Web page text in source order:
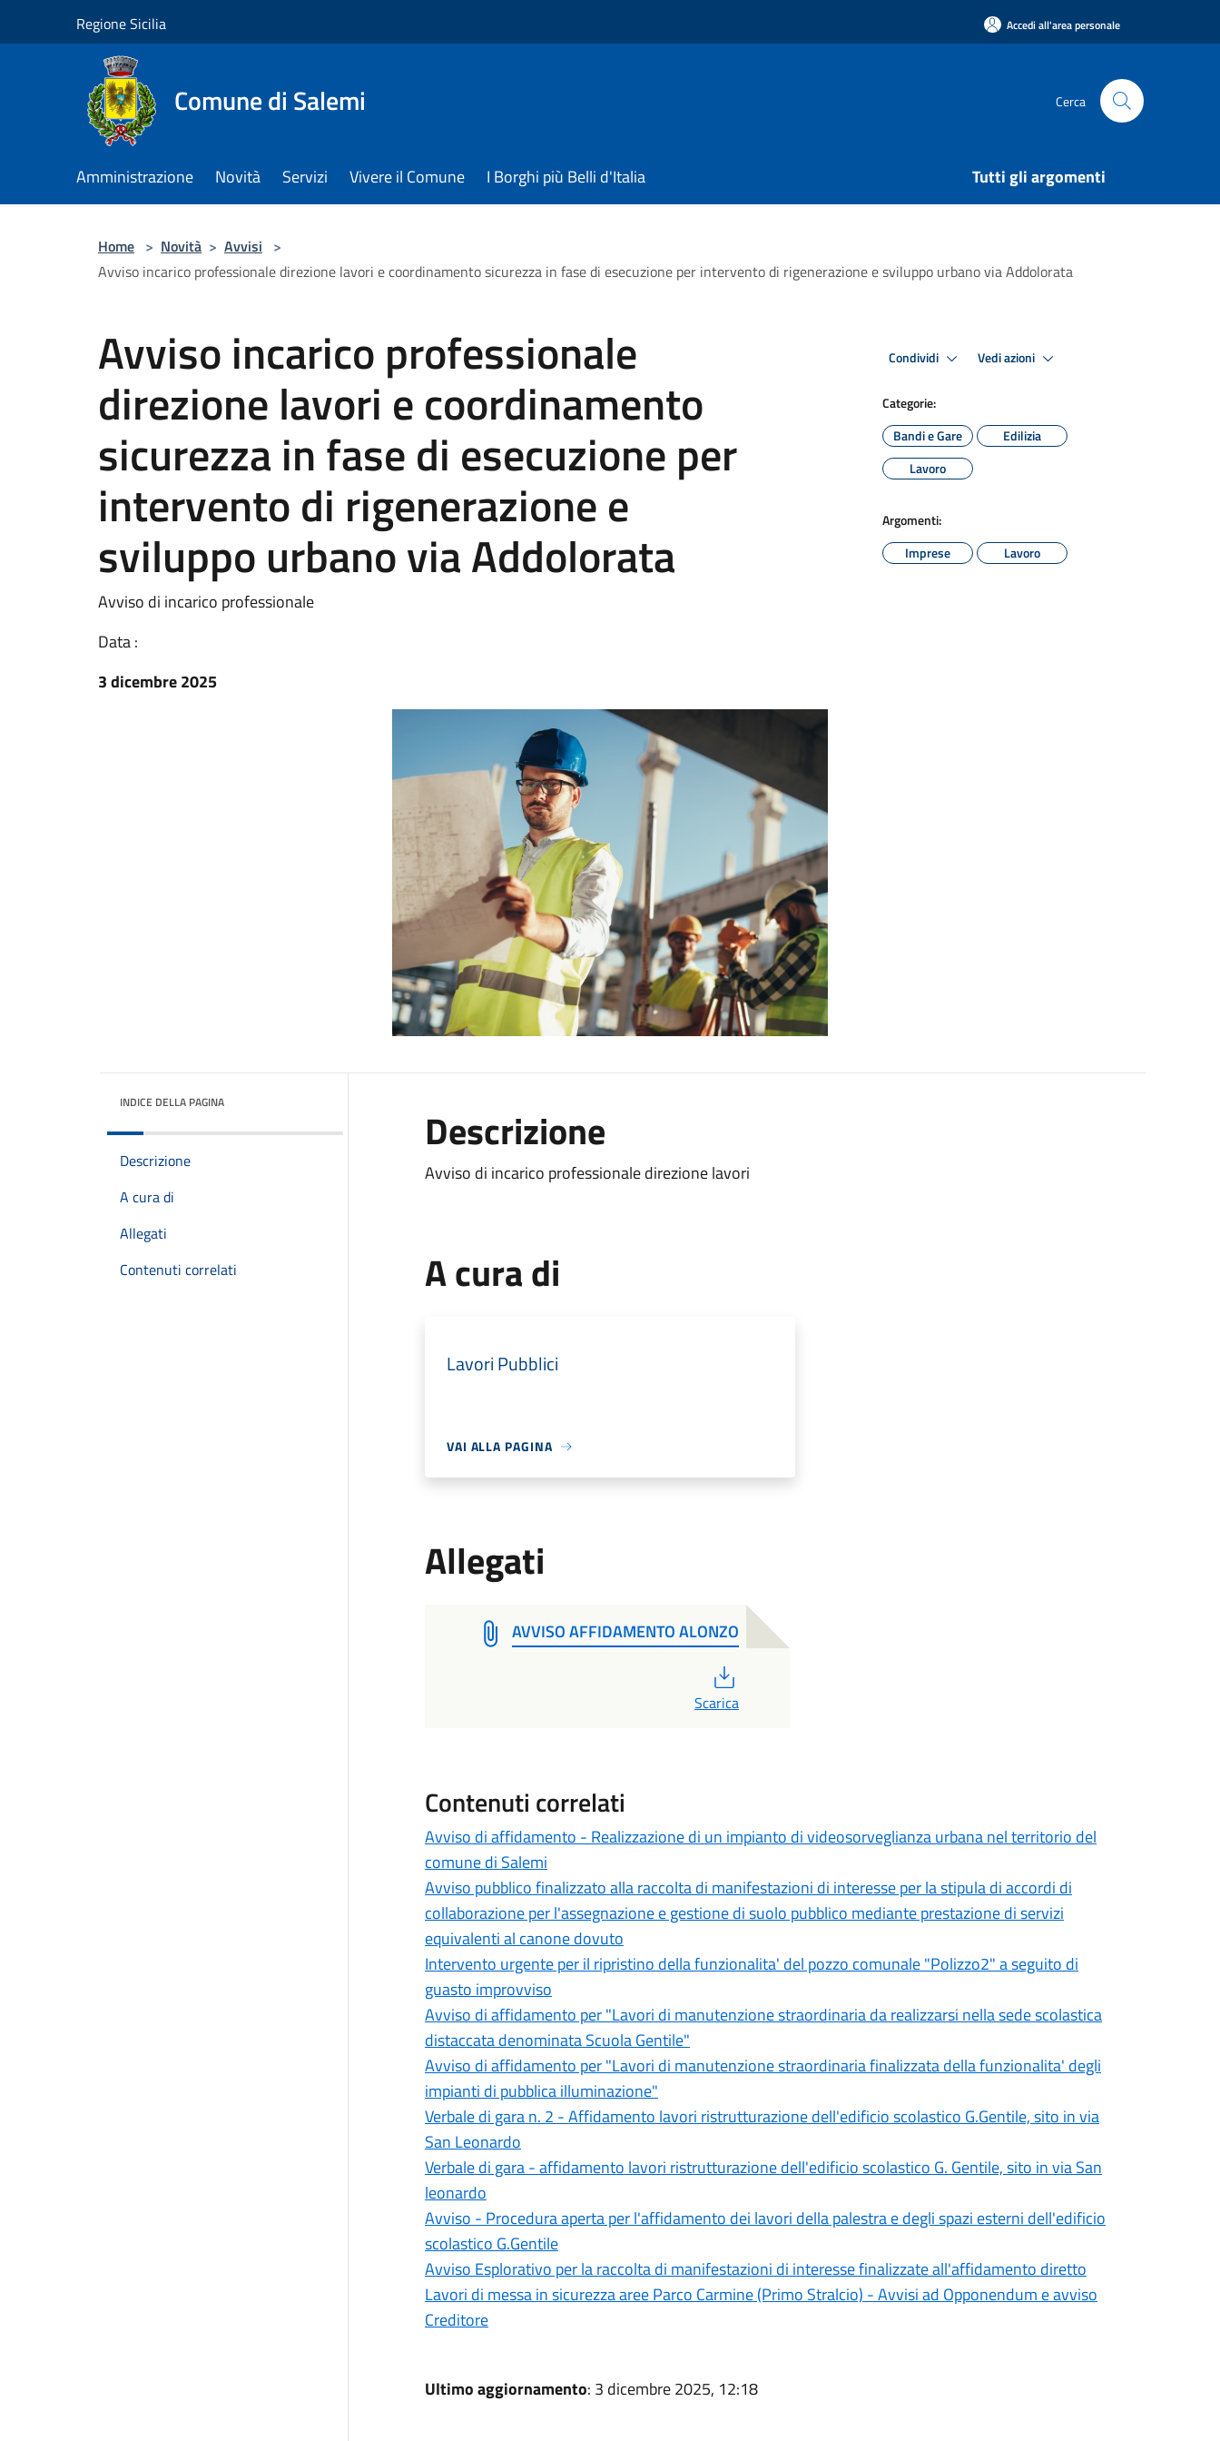
Regione Sicilia Accedi all'area personale
Comune di Salemi Cerca
Amministrazione Novità Servizi Vivere il Comune I Borghi più Belli d'Italia Tutti gli argomenti
Home > Novità > Avvisi >
Avviso incarico professionale direzione lavori e coordinamento sicurezza in fase di esecuzione per intervento di rigenerazione e sviluppo urbano via Addolorata
Avviso incarico professionale
direzione lavori e coordinamento
sicurezza in fase di esecuzione per
intervento di rigenerazione e
sviluppo urbano via Addolorata
Avviso di incarico professionale
Data :
3 dicembre 2025
Condividi Vedi azioni
Categorie:
Bandi e Gare
Edilizia
Lavoro
Argomenti:
Imprese
Lavoro
INDICE DELLA PAGINA
Descrizione
A cura di
Allegati
Contenuti correlati
Descrizione
Avviso di incarico professionale direzione lavori
A cura di
Lavori Pubblici
VAI ALLA PAGINA
Allegati
AVVISO AFFIDAMENTO ALONZO
Scarica
Contenuti correlati
Avviso di affidamento - Realizzazione di un impianto di videosorveglianza urbana nel territorio del
comune di Salemi
Avviso pubblico finalizzato alla raccolta di manifestazioni di interesse per la stipula di accordi di
collaborazione per l'assegnazione e gestione di suolo pubblico mediante prestazione di servizi
equivalenti al canone dovuto
Intervento urgente per il ripristino della funzionalita' del pozzo comunale "Polizzo2" a seguito di
guasto improvviso
Avviso di affidamento per "Lavori di manutenzione straordinaria da realizzarsi nella sede scolastica
distaccata denominata Scuola Gentile"
Avviso di affidamento per "Lavori di manutenzione straordinaria finalizzata della funzionalita' degli
impianti di pubblica illuminazione"
Verbale di gara n. 2 - Affidamento lavori ristrutturazione dell'edificio scolastico G.Gentile, sito in via
San Leonardo
Verbale di gara - affidamento lavori ristrutturazione dell'edificio scolastico G. Gentile, sito in via San
leonardo
Avviso - Procedura aperta per l'affidamento dei lavori della palestra e degli spazi esterni dell'edificio
scolastico G.Gentile
Avviso Esplorativo per la raccolta di manifestazioni di interesse finalizzate all'affidamento diretto
Lavori di messa in sicurezza aree Parco Carmine (Primo Stralcio) - Avvisi ad Opponendum e avviso
Creditore
Ultimo aggiornamento: 3 dicembre 2025, 12:18